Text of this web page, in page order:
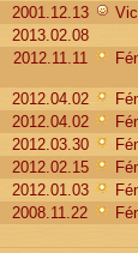
2001.12.13
2013.02.08
2012.11.11
2012.04.02
2012.04.02
2012.03.30
2012.02.15
2012.01.03
2008.11.22